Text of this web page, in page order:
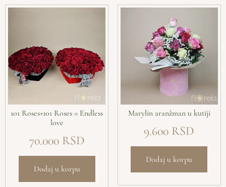
101 Roses+101 Roses = Endless
love
70.000
Dodaj u korpu
Marylin aranžman u kutiji
9.600
Dodaj u korpu